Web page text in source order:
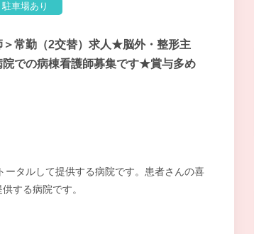
駐車場あり
＞常勤（2交替）求人★脳外・整形主
院での病棟看護師募集です★賞与多め
タルして提供する病院です。患者さんの喜
する病院です。